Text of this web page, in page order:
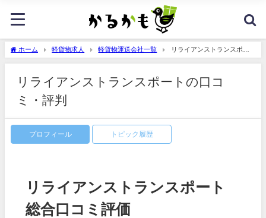
ホーム 軽貨物求人 軽貨物運送会社一覧
リライアンストランスポー
トの口コミ・評判
リライアンストランスポートの口コ
ミ・評判
プロフィール トピック履歴
リライアンストランスポート
総合口コミ評価